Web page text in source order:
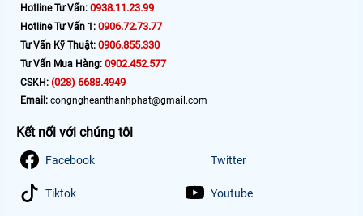
Hotline Tư Vấn: 0938.11.23.99
Hotline Tư Vấn 1: 0906.72.73.77
Tư Vấn Kỹ Thuật: 0906.855.330
Tư Vấn Mua Hàng: 0902.452.577
CSKH: (028) 6688.4949
Email: congngheanthanhphat@gmail.com
Kết nối với chúng tôi
Facebook Twitter
Tiktok Youtube